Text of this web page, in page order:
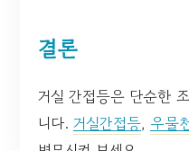
결론
거실 간접등은 단순한
니다. 거실간접등, 우물